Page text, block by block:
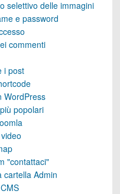
selettivo delle immagini
e password
commenti
i post
WordPress
popolari
"contattaci"
cartella Admin